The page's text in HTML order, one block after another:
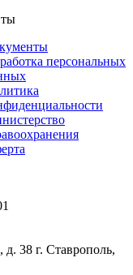
персональных
д. 38 г. Ставрополь,